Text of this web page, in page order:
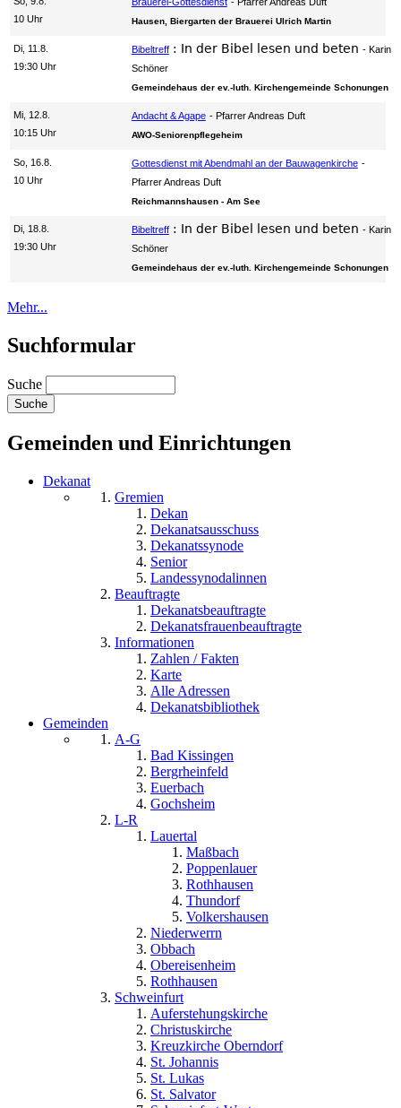
10 Uhr
Hausen, Biergarten der Brauerei Ulrich Martin
Di, 11.8.
19:30 Uhr
Bibeltreff: In der Bibel lesen und beten
Karin
Schöner
Gemeindehaus der ev.-luth. Kirchengemeinde Schonungen
Mi, 12.8.
10:15 Uhr
Andacht & Agape Pfarrer Andreas Duft
AWO-Seniorenpflegeheim
So, 16.8.
10 Uhr
Gottesdienst mit Abendmahl an der Bauwagenkirche
Pfarrer Andreas Duft
Reichmannshausen - Am See
Di, 18.8.
19:30 Uhr
Bibeltreff: In der Bibel lesen und beten
Karin
Schöner
Gemeindehaus der ev.-luth. Kirchengemeinde Schonungen
Mehr...
Suchformular
Suche
Gemeinden und Einrichtungen
Dekanat
Gremien
Dekan
Dekanatsausschuss
Dekanatssynode
Senior
Landessynodalinnen
Beauftragte
Dekanatsbeauftragte
Dekanatsfrauenbeauftragte
Informationen
Zahlen / Fakten
Karte
Alle Adressen
Dekanatsbibliothek
Gemeinden
A-G
Bad Kissingen
Bergrheinfeld
Euerbach
Gochsheim
L-R
Lauertal
Maßbach
Poppenlauer
Rothhausen
Thundorf
Volkershausen
Niederwerrn
Obbach
Obereisenheim
Rothhausen
Schweinfurt
Auferstehungskirche
Christuskirche
Kreuzkirche Oberndorf
St. Johannis
St. Lukas
St. Salvator